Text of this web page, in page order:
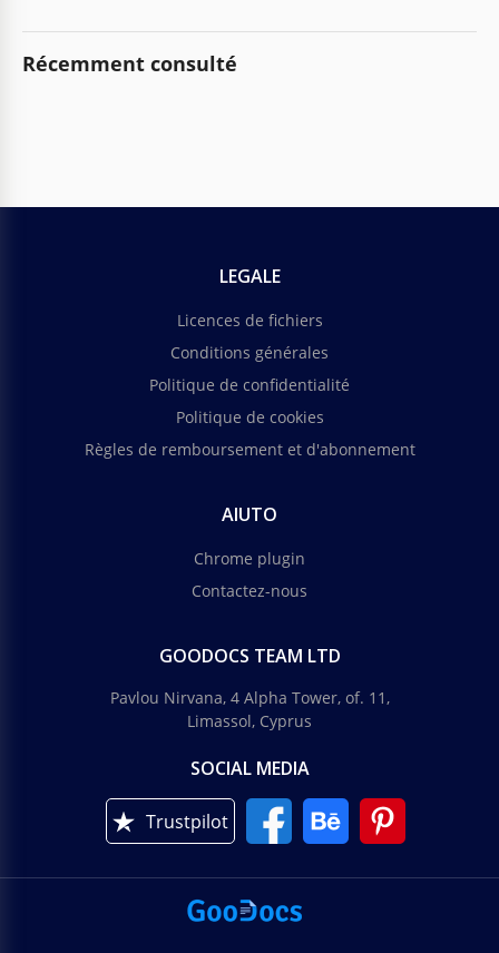
Récemment consulté
LEGALE
Licences de fichiers
Conditions générales
Politique de confidentialité
Politique de cookies
Règles de remboursement et d'abonnement
AIUTO
Chrome plugin
Contactez-nous
GOODOCS TEAM LTD
Pavlou Nirvana, 4 Alpha Tower, of. 11,
Limassol, Cyprus
SOCIAL MEDIA
Trustpilot